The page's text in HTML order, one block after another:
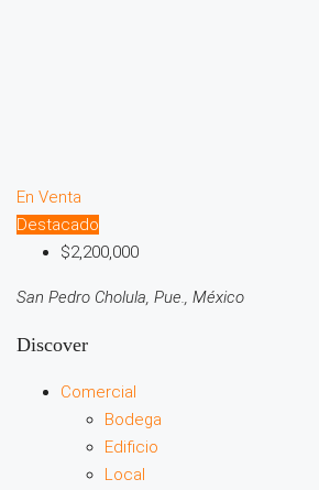
En Venta
Destacado
$2,200,000
San Pedro Cholula, Pue., México
Discover
Comercial
Bodega
Edificio
Local